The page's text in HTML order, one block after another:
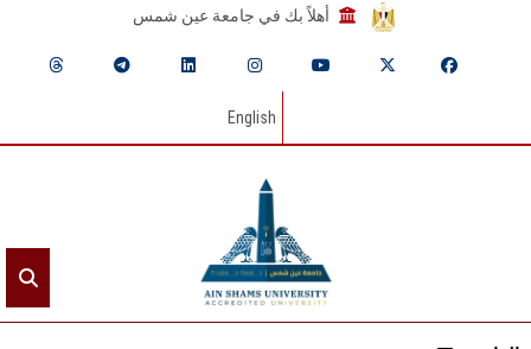
أهلاً بك في جامعة عين شمس
English